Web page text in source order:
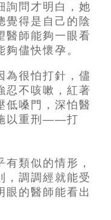
詢問才明白，她
覺得是自己的陰
醫師能夠一眼看
儘快懷孕。
為很怕打針，儘
忍不咳嗽，紅著
低嗓門，深怕醫
以重刑——打
類似的情形，
，調調經就能受
眼的醫師能看出